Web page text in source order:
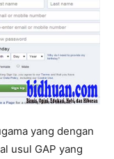
yang dengan
usul GAP yang